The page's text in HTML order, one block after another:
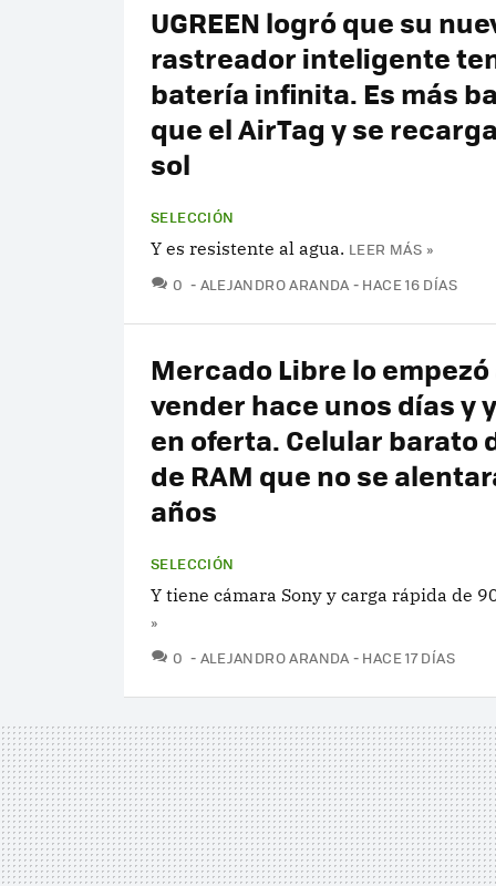
UGREEN logró que su
rastreador inteligente
batería infinita. Es más
que el AirTag y se
sol
SELECCIÓN
Y es resistente al agua. LEER MÁS »
0 COMENTARIOS
ALEJANDRO ARANDA HACE 16 DÍAS
Mercado Libre lo empezó
vender hace unos días y
en oferta. Celular barato
de RAM que no se
años
SELECCIÓN
Y tiene cámara Sony y carga rápida de
»
0 COMENTARIOS
ALEJANDRO ARANDA HACE 17 DÍAS